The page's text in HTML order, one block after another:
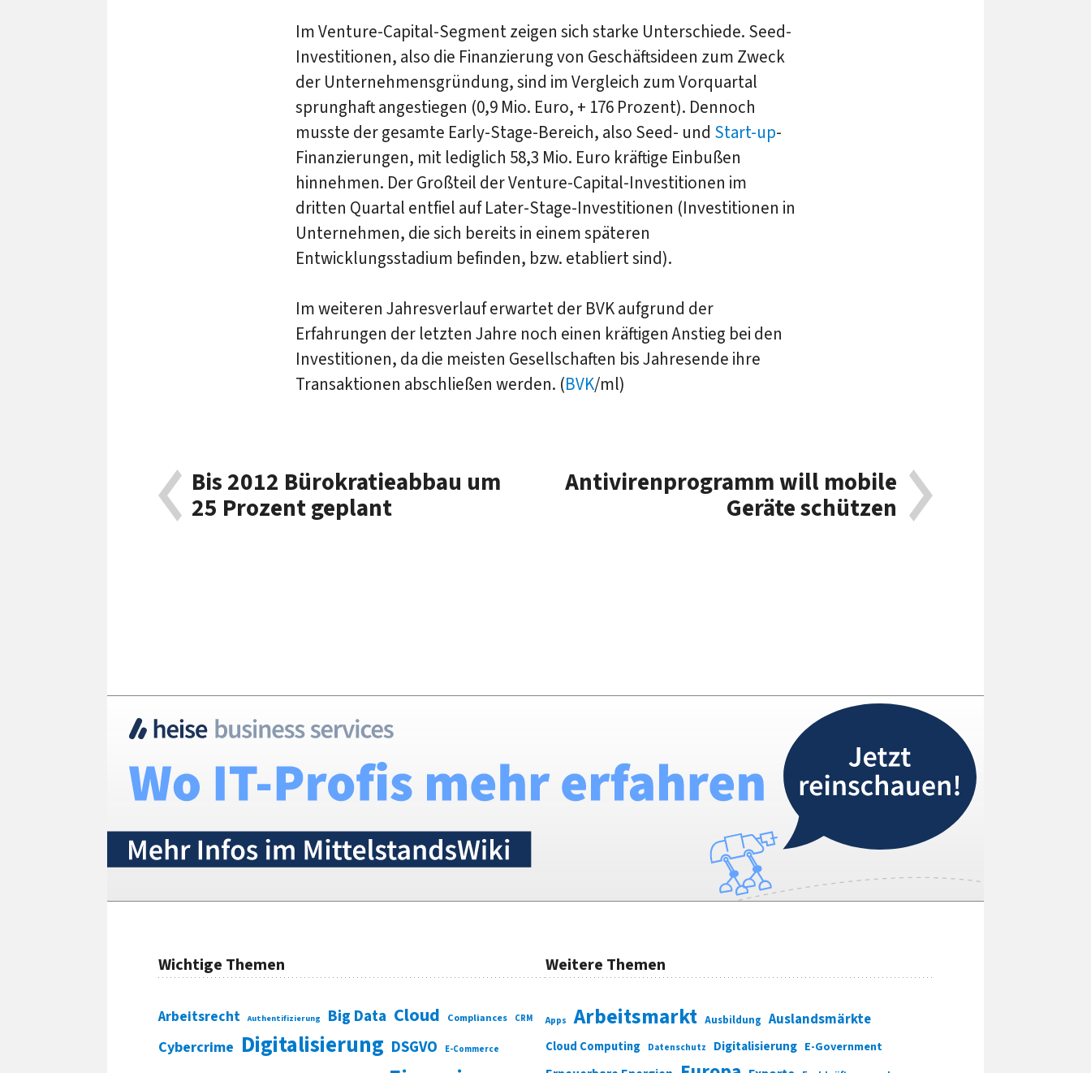
Im Venture-Capital-Segment zeigen sich starke Unterschiede. Seed-
Investitionen, also die Finanzierung von Geschäftsideen zum Zweck
der Unternehmensgründung, sind im Vergleich zum Vorquartal
sprunghaft angestiegen (0,9 Mio. Euro, + 176 Prozent). Dennoch
musste der gesamte Early-Stage-Bereich, also Seed- und Start-up-
Finanzierungen, mit lediglich 58,3 Mio. Euro kräftige Einbußen
hinnehmen. Der Großteil der Venture-Capital-Investitionen im
dritten Quartal entfiel auf Later-Stage-Investitionen (Investitionen in
Unternehmen, die sich bereits in einem späteren
Entwicklungsstadium befinden, bzw. etabliert sind).
Im weiteren Jahresverlauf erwartet der BVK aufgrund der
Erfahrungen der letzten Jahre noch einen kräftigen Anstieg bei den
Investitionen, da die meisten Gesellschaften bis Jahresende ihre
Transaktionen abschließen werden. (BVK/ml)
Bis 2012 Bürokratieabbau um
25 Prozent geplant
Antivirenprogramm will mobile
Geräte schützen
Wichtige Themen
Arbeitsrecht Authentifizierung Big Data Cloud Compliances CRM
Cybercrime Digitalisierung DSGVO E-Commerce
Weitere Themen
Apps Arbeitsmarkt Ausbildung Auslandsmärkte
Cloud Computing Datenschutz Digitalisierung E-Government